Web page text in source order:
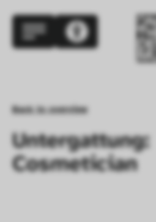
Back to overview
Untergattung:
Cosmetician